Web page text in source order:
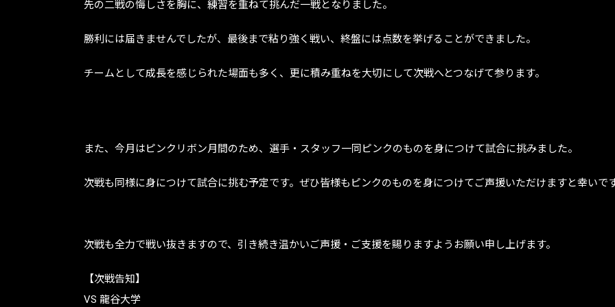
先の二戦の悔しさを胸に、練習を重ねて挑んだ一戦となりました。
勝利には届きませんでしたが、最後まで粘り強く戦い、終盤には点数を挙げることができました。
チームとして成長を感じられた場面も多く、更に積み重ねを大切にして次戦へとつなげて参ります。
また、今月はピンクリボン月間のため、選手・スタッフ一同ピンクのものを身につけて試合に挑みました。
次戦も同様に身につけて試合に挑む予定です。ぜひ皆様もピンクのものを身につけてご声援いただけますと幸いで
次戦も全力で戦い抜きますので、引き続き温かいご声援・ご支援を賜りますようお願い申し上げます。
【次戦告知】
VS 龍谷大学